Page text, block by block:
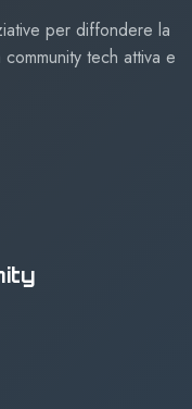
per diffondere la
tech attiva e